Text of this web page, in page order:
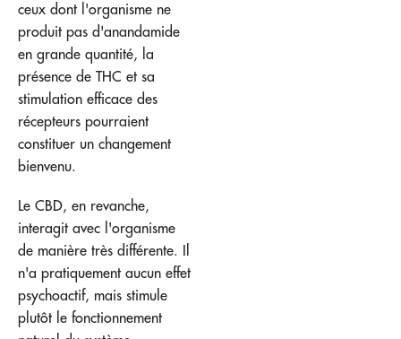
ceux dont l'organisme ne
produit pas d'anandamide
en grande quantité, la
présence de THC et sa
stimulation efficace des
récepteurs pourraient
constituer un changement
bienvenu.
Le CBD, en revanche,
interagit avec l'organisme
de manière très différente. Il
n'a pratiquement aucun effet
psychoactif, mais stimule
plutôt le fonctionnement